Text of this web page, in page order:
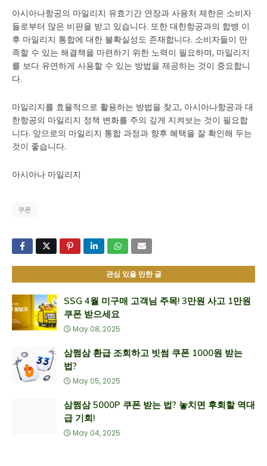
아시아나항공의 마일리지 유효기간 연장과 사용처 제한은 소비자
들로부터 많은 비판을 받고 있습니다. 또한 대한항공과의 합병 이
후 마일리지 통합에 대한 불확실성도 존재합니다. 소비자들이 만
족할 수 있는 해결책을 마련하기 위한 노력이 필요하며, 마일리지
를 보다 유연하게 사용할 수 있는 방법을 제공하는 것이 중요합니
다.
마일리지를 효율적으로 활용하는 방법을 찾고, 아시아나항공과 대
한항공의 마일리지 정책 변화를 주의 깊게 지켜보는 것이 필요합
니다. 앞으로의 마일리지 통합 과정과 향후 혜택을 잘 확인해 두는
것이 좋습니다.
아시아나 마일리지
쿠폰
관심 있을 만한 글
SSG 4월 미구매 고객님 주목! 3만원 사고 1만원
쿠폰 받으세요
May 08, 2025
삼쩜삼 환급 조회하고 빗썸 쿠폰 1000원 받는
법?
May 05, 2025
삼쩜삼 5000P 쿠폰 받는 법? 놓치면 후회할 역대
급 기회!
May 04, 2025